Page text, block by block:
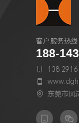
客户服务热线
188-
 138

 东莞市凤
 